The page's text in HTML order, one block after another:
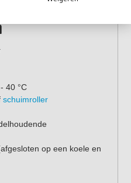
40 °C
schuimroller
op een koele en